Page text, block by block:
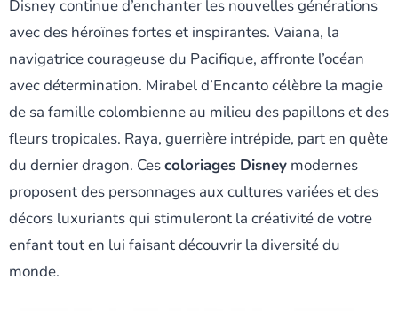
Disney continue d’enchanter les nouvelles générations
avec des héroïnes fortes et inspirantes. Vaiana, la
navigatrice courageuse du Pacifique, affronte l’océan
avec détermination. Mirabel d’Encanto célèbre la magie
de sa famille colombienne au milieu des papillons et des
fleurs tropicales. Raya, guerrière intrépide, part en quête
du dernier dragon. Cescoloriages Disney modernes
proposent des personnages aux cultures variées et des
décors luxuriants qui stimuleront la créativité de votre
enfant tout en lui faisant découvrir la diversité du
monde.